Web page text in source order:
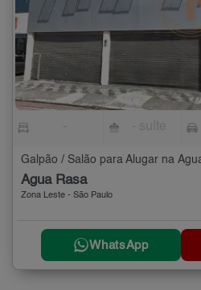
Galpão / Salão para Alugar na
Água Rasa
Zona Leste - São Paulo
WhatsApp